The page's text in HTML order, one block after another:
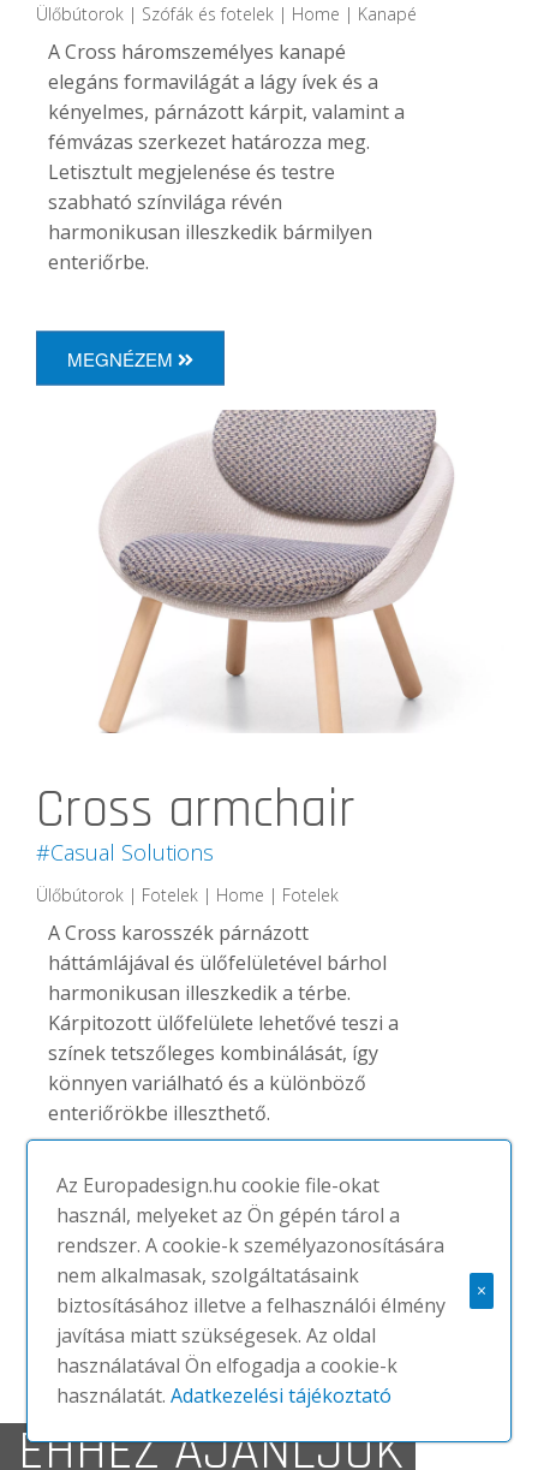
Ülőbútorok | Szófák és fotelek | Home | Kanapé
A Cross háromszemélyes kanapé
elegáns formavilágát a lágy ívek és a
kényelmes, párnázott kárpit, valamint a
fémvázas szerkezet határozza meg.
Letisztult megjelenése és testre
szabható színvilága révén
harmonikusan illeszkedik bármilyen
enteriőrbe.
MEGNÉZEM
Cross armchair
#Casual Solutions
Ülőbútorok | Fotelek | Home | Fotelek
A Cross karosszék párnázott
háttámlájával és ülőfelületével bárhol
harmonikusan illeszkedik a térbe.
Kárpitozott ülőfelülete lehetővé teszi a
színek tetszőleges kombinálását, így
könnyen variálható és a különböző
enteriőrökbe illeszthető.
MEGNÉZEM
EHHEZ AJÁNLJUK
Az Europadesign.hu cookie file-okat
használ, melyeket az Ön gépén tárol a
rendszer. A cookie-k személyazonosítására
nem alkalmasak, szolgáltatásaink
biztosításához illetve a felhasználói élmény
javítása miatt szükségesek. Az oldal
használatával Ön elfogadja a cookie-k
használatát.Adatkezelési tájékoztató
×